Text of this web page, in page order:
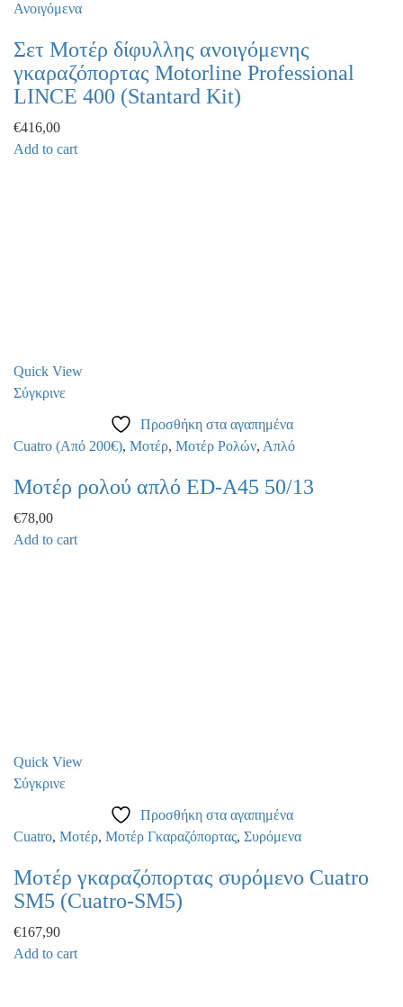
Ανοιγόμενα
Σετ Μοτέρ δίφυλλης ανοιγόμενης
γκαραζόπορτας Motorline Professional
LINCE 400 (Stantard Kit)
€416,00
Add to cart
Quick View
Σύγκρινε
Προσθήκη στα αγαπημένα
Cuatro (Από 200€), Μοτέρ, Μοτέρ Ρολών, Απλό
Μοτέρ ρολού απλό ED-A45 50/13
€78,00
Add to cart
Quick View
Σύγκρινε
Προσθήκη στα αγαπημένα
Cuatro, Μοτέρ, Μοτέρ Γκαραζόπορτας, Συρόμενα
Μοτέρ γκαραζόπορτας συρόμενο Cuatro
SM5 (Cuatro-SM5)
€167,90
Add to cart